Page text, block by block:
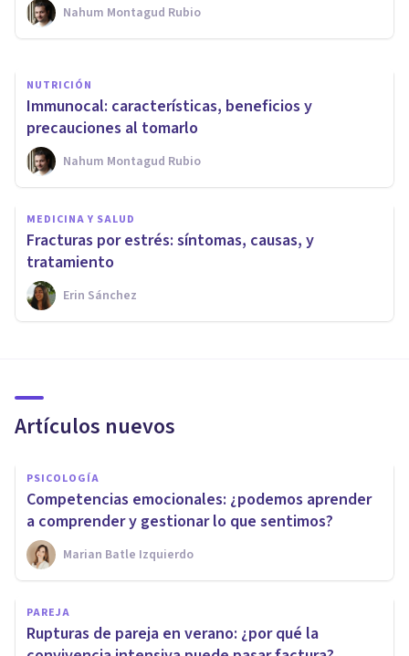
Nahum Montagud Rubio
Oscar Castillero Mimenza
NUTRICIÓN
Immunocal: características, beneficios y
precauciones al tomarlo
Nahum Montagud Rubio
MEDICINA Y SALUD
Fracturas por estrés: síntomas, causas, y
tratamiento
Erin Sánchez
Artículos nuevos
PSICOLOGÍA
Competencias emocionales: ¿podemos aprender
a comprender y gestionar lo que sentimos?
Marian Batle Izquierdo
PAREJA
Rupturas de pareja en verano: ¿por qué la